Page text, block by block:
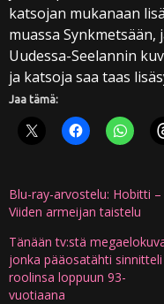
katsojan mukanaan
muassa
Uudessa-Seelannin
ja katsoja saa taas
Jaa tämä:
Blu-ray-arvostelu: Hobitti –
Viiden armeijan taistelu
Tänään tv:stä
jonka pääosatähti sinnitteli
roolinsa loppuun 93-
vuotiaana